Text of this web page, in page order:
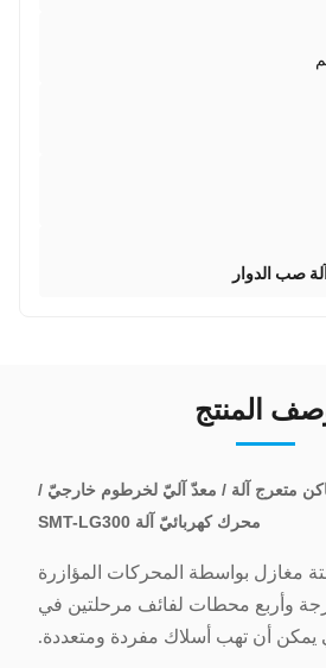
آلة صب الدوار
المنتج
متعرج آلة / معدّ آليّ لخرطوم خارجيّ /
محرك كهربائيّ آلة SMT-LG300
وأربع محطات لفائف مرحلتين في
يمكن أن تهب أسلاك مفردة ومتعددة.